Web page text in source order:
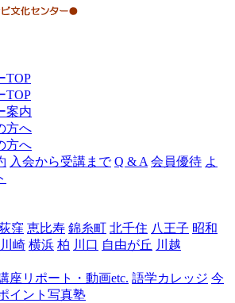
ャ
糸
TOP
TOP
案内
方へ
方へ
入会から受講まで Q & A 会員優待 よ
窪 恵比寿 錦糸町 北千住 八王子 昭和
川崎 横浜 柏 川口 自由が丘 川越
座リポート・動画etc. 語学カレッジ 今
イント写真塾